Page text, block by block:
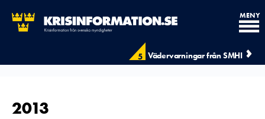
5 Vädervarningar från SMHI
MENY
2013